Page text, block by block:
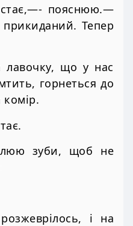
пояснюю.—
Тепер
що у нас
горнеться до
комір.
зуби, щоб не
і на